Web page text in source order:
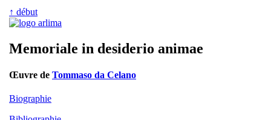
↑ début
Memoriale in desiderio animae
Œuvre de Tommaso da Celano
Biographie